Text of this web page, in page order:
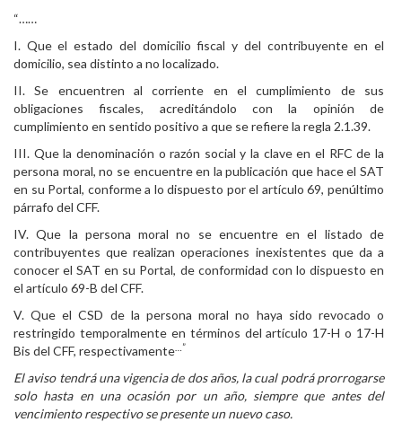
“……
I. Que el estado del domicilio fiscal y del contribuyente en el
domicilio, sea distinto a no localizado.
II. Se encuentren al corriente en el cumplimiento de sus
obligaciones fiscales, acreditándolo con la opinión de
cumplimiento en sentido positivo a que se refiere la regla 2.1.39.
III. Que la denominación o razón social y la clave en el RFC de la
persona moral, no se encuentre en la publicación que hace el SAT
en su Portal, conforme a lo dispuesto por el artículo 69, penúltimo
párrafo del CFF.
IV. Que la persona moral no se encuentre en el listado de
contribuyentes que realizan operaciones inexistentes que da a
conocer el SAT en su Portal, de conformidad con lo dispuesto en
el artículo 69-B del CFF.
V. Que el CSD de la persona moral no haya sido revocado o
restringido temporalmente en términos del artículo 17-H o 17-H
Bis del CFF, respectivamente …”
El aviso tendrá una vigencia de dos años, la cual podrá prorrogarse
solo hasta en una ocasión por un año, siempre que antes del
vencimiento respectivo se presente un nuevo caso.